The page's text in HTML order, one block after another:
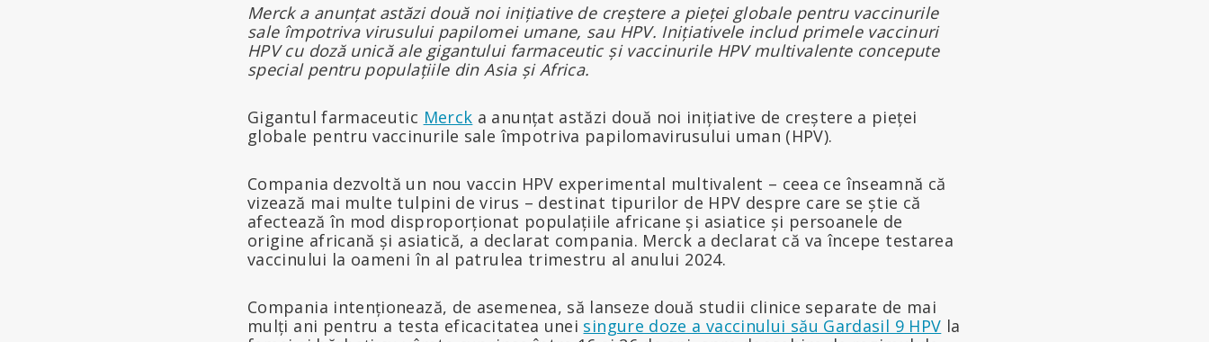
Merck a anunțat astăzi două noi inițiative de creștere a pieței globale pentru vaccinurile
sale împotriva virusului papilomei umane, sau HPV. Inițiativele includ primele vaccinuri
HPV cu doză unică ale gigantului farmaceutic și vaccinurile HPV multivalente concepute
special pentru populațiile din Asia și Africa.
Gigantul farmaceutic Merck a anunțat astăzi două noi inițiative de creștere a pieței
globale pentru vaccinurile sale împotriva papilomavirusului uman (HPV).
Compania dezvoltă un nou vaccin HPV experimental multivalent – ceea ce înseamnă că
vizează mai multe tulpini de virus – destinat tipurilor de HPV despre care se știe că
afectează în mod disproporționat populațiile africane și asiatice și persoanele de
origine africană și asiatică, a declarat compania. Merck a declarat că va începe testarea
vaccinului la oameni în al patrulea trimestru al anului 2024.
Compania intenționează, de asemenea, să lanseze două studii clinice separate de mai
mulți ani pentru a testa eficacitatea unei singure doze a vaccinului său Gardasil 9 HPV la